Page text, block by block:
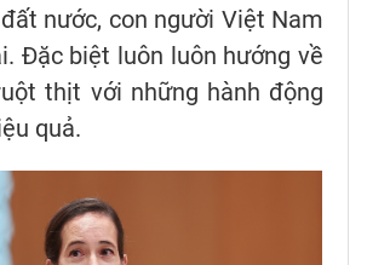
nước, con người Việt Nam
Đặc biệt luôn luôn hướng về
thịt với những hành động
quả.